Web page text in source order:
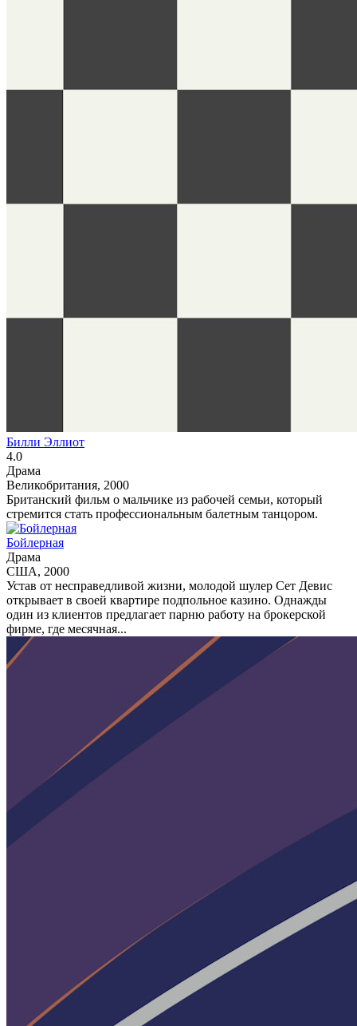
Билли Эллиот
4.0
Драма
Великобритания, 2000
Британский фильм о мальчике из рабочей семьи, который
стремится стать профессиональным балетным танцором.
Бойлерная
Драма
США, 2000
Устав от несправедливой жизни, молодой шулер Сет Девис
открывает в своей квартире подпольное казино. Однажды
один из клиентов предлагает парню работу на брокерской
фирме, где месячная...